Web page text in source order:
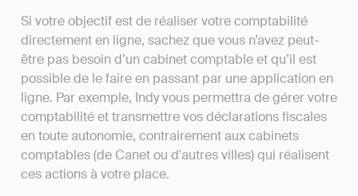
Si votre objectif est de réaliser votre comptabilité
directement en ligne, sachez que vous n’avez peut-
être pas besoin d’un cabinet comptable et qu’il est
possible de le faire en passant par une application en
ligne. Par exemple, Indy vous permettra de gérer votre
comptabilité et transmettre vos déclarations fiscales
en toute autonomie, contrairement aux cabinets
comptables (de Canet ou d'autres villes) qui réalisent
ces actions à votre place.